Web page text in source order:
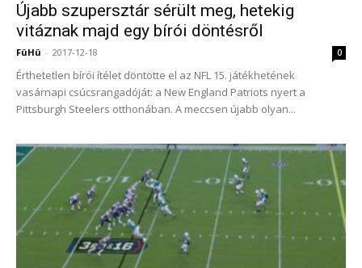
Újabb szupersztár sérült meg, hetekig
vitáznak majd egy bírói döntésről
FüHü - 2017-12-18 0
Érthetetlen bírói ítélet döntötte el az NFL 15. játékhetének
vasárnapi csúcsrangadóját: a New England Patriots nyert a
Pittsburgh Steelers otthonában. A meccsen újabb olyan...